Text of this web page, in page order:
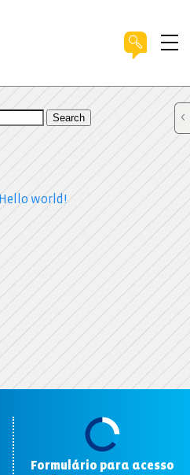
Search
Hello world!
Formulário para acesso